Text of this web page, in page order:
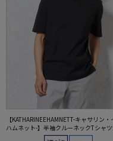
【KATHARINEEHAMNETT-キャサリン・
ハムネット-】半袖クルーネックTシャツ